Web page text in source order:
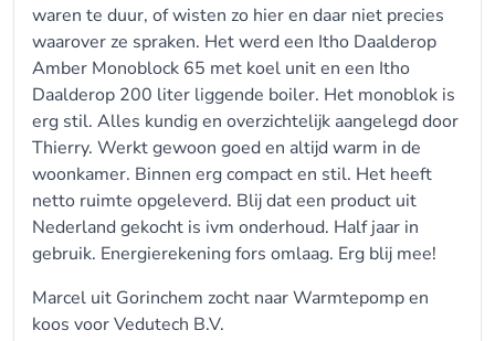
waren te duur, of wisten zo hier en daar niet precies
waarover ze spraken. Het werd een Itho Daalderop
Amber Monoblock 65 met koel unit en een Itho
Daalderop 200 liter liggende boiler. Het monoblok is
erg stil. Alles kundig en overzichtelijk aangelegd door
Thierry. Werkt gewoon goed en altijd warm in de
woonkamer. Binnen erg compact en stil. Het heeft
netto ruimte opgeleverd. Blij dat een product uit
Nederland gekocht is ivm onderhoud. Half jaar in
gebruik. Energierekening fors omlaag. Erg blij mee!
Marcel uit Gorinchem zocht naar Warmtepomp en
koos voor Vedutech B.V.